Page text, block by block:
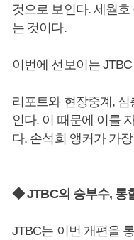
것으로 보인다. 세월
는 것이다.
이번에 선보이는
리포트와 현장중계,
인다. 이 때문에 이를
다. 손석희 앵커가 가
◆ JTBC의 승부수, 통
JTBC는 이번 개편을